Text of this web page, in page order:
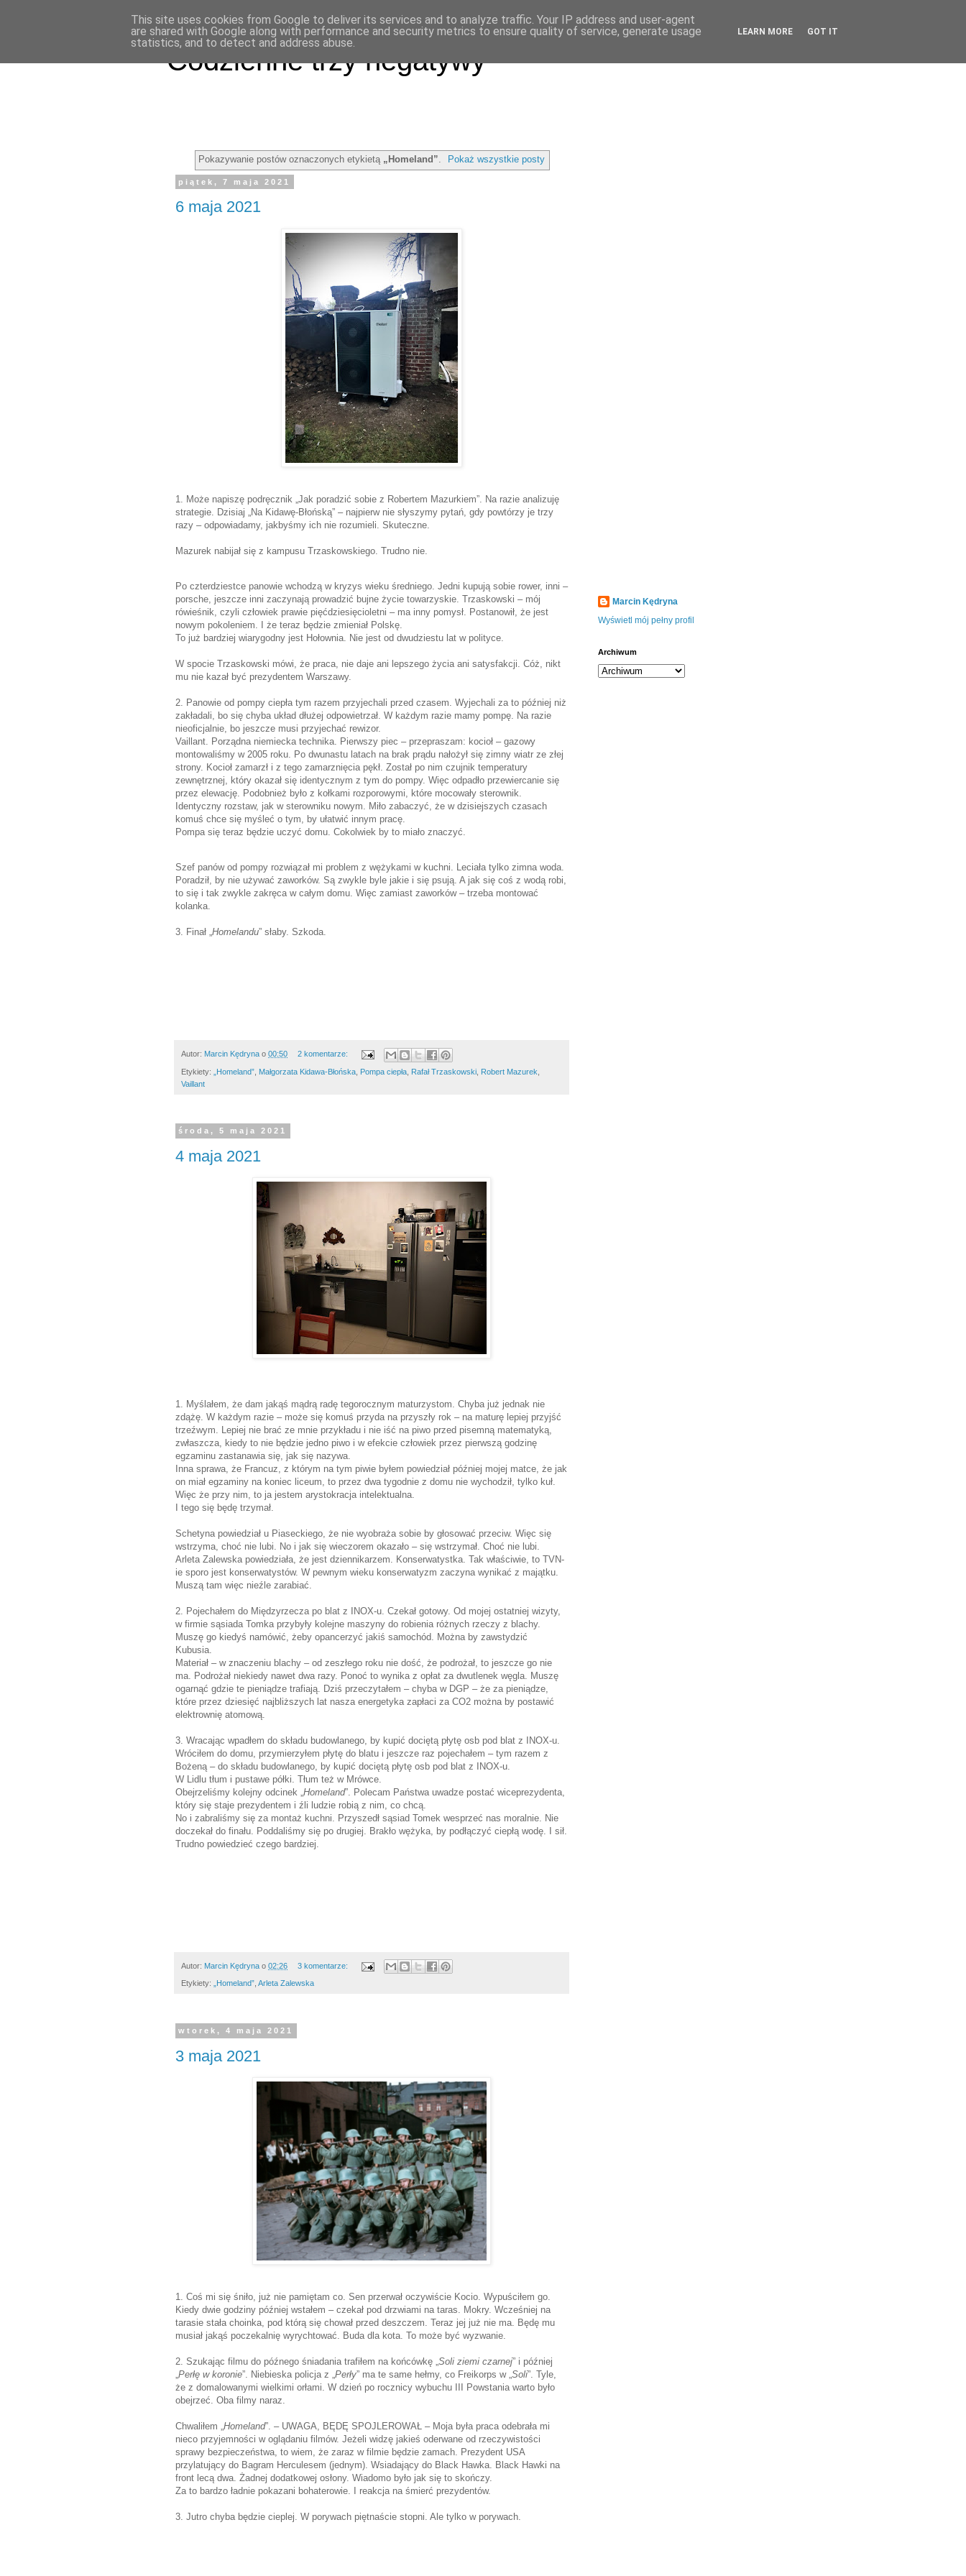
Codzienne trzy negatywy
Pokazywanie postów oznaczonych etykietą „Homeland” Pokaż wszystkie posty
piątek, 7 maja 2021
6 maja 2021
1. Może napiszę podręcznik „Jak poradzić sobie z Robertem Mazurkiem”. Na razie analizuję
strategie. Dzisiaj „Na Kidawę-Błońską” – najpierw nie słyszymy pytań, gdy powtórzy je trzy
razy – odpowiadamy, jakbyśmy ich nie rozumieli. Skuteczne.
Mazurek nabijał się z kampusu Trzaskowskiego. Trudno nie.
Po czterdziestce panowie wchodzą w kryzys wieku średniego. Jedni kupują sobie rower, inni –
porsche, jeszcze inni zaczynają prowadzić bujne życie towarzyskie. Trzaskowski – mój
rówieśnik, czyli człowiek prawie pięćdziesięcioletni – ma inny pomysł. Postanowił, że jest
nowym pokoleniem. I że teraz będzie zmieniał Polskę.
To już bardziej wiarygodny jest Hołownia. Nie jest od dwudziestu lat w polityce.
W spocie Trzaskowski mówi, że praca, nie daje ani lepszego życia ani satysfakcji. Cóż, nikt
mu nie kazał być prezydentem Warszawy.
2. Panowie od pompy ciepła tym razem przyjechali przed czasem. Wyjechali za to później niż
zakładali, bo się chyba układ dłużej odpowietrzał. W każdym razie mamy pompę. Na razie
nieoficjalnie, bo jeszcze musi przyjechać rewizor.
Vaillant. Porządna niemiecka technika. Pierwszy piec – przepraszam: kocioł – gazowy
montowaliśmy w 2005 roku. Po dwunastu latach na brak prądu nałożył się zimny wiatr ze złej
strony. Kocioł zamarzł i z tego zamarznięcia pękł. Został po nim czujnik temperatury
zewnętrznej, który okazał się identycznym z tym do pompy. Więc odpadło przewiercanie się
przez elewację. Podobnież było z kołkami rozporowymi, które mocowały sterownik.
Identyczny rozstaw, jak w sterowniku nowym. Miło zabaczyć, że w dzisiejszych czasach
komuś chce się myśleć o tym, by ułatwić innym pracę.
Pompa się teraz będzie uczyć domu. Cokolwiek by to miało znaczyć.
Szef panów od pompy rozwiązał mi problem z wężykami w kuchni. Leciała tylko zimna woda.
Poradził, by nie używać zaworków. Są zwykle byle jakie i się psują. A jak się coś z wodą robi,
to się i tak zwykle zakręca w całym domu. Więc zamiast zaworków – trzeba montować
kolanka.
3. Finał „Homelandu” słaby. Szkoda.
Autor: Marcin Kędryna o 00:50 2 komentarze:
Etykiety: „Homeland” Małgorzata Kidawa-Błońska Pompa ciepła Rafał Trzaskowski Robert Mazurek
Vaillant
środa, 5 maja 2021
4 maja 2021
1. Myślałem, że dam jakąś mądrą radę tegorocznym maturzystom. Chyba już jednak nie
zdążę. W każdym razie – może się komuś przyda na przyszły rok – na maturę lepiej przyjść
trzeźwym. Lepiej nie brać ze mnie przykładu i nie iść na piwo przed pisemną matematyką,
zwłaszcza, kiedy to nie będzie jedno piwo i w efekcie człowiek przez pierwszą godzinę
egzaminu zastanawia się, jak się nazywa.
Inna sprawa, że Francuz, z którym na tym piwie byłem powiedział później mojej matce, że jak
on miał egzaminy na koniec liceum, to przez dwa tygodnie z domu nie wychodził, tylko kuł.
Więc że przy nim, to ja jestem arystokracja intelektualna.
I tego się będę trzymał.
Schetyna powiedział u Piaseckiego, że nie wyobraża sobie by głosować przeciw. Więc się
wstrzyma, choć nie lubi. No i jak się wieczorem okazało – się wstrzymał. Choć nie lubi.
Arleta Zalewska powiedziała, że jest dziennikarzem. Konserwatystka. Tak właściwie, to TVN-
ie sporo jest konserwatystów. W pewnym wieku konserwatyzm zaczyna wynikać z majątku.
Muszą tam więc nieźle zarabiać.
2. Pojechałem do Międzyrzecza po blat z INOX-u. Czekał gotowy. Od mojej ostatniej wizyty,
w firmie sąsiada Tomka przybyły kolejne maszyny do robienia różnych rzeczy z blachy.
Muszę go kiedyś namówić, żeby opancerzyć jakiś samochód. Można by zawstydzić
Kubusia.
Materiał – w znaczeniu blachy – od zeszłego roku nie dość, że podrożał, to jeszcze go nie
ma. Podrożał niekiedy nawet dwa razy. Ponoć to wynika z opłat za dwutlenek węgla. Muszę
ogarnąć gdzie te pieniądze trafiają. Dziś przeczytałem – chyba w DGP – że za pieniądze,
które przez dziesięć najbliższych lat nasza energetyka zapłaci za CO2 można by postawić
elektrownię atomową.
3. Wracając wpadłem do składu budowlanego, by kupić dociętą płytę osb pod blat z INOX-u.
Wróciłem do domu, przymierzyłem płytę do blatu i jeszcze raz pojechałem – tym razem z
Bożeną – do składu budowlanego, by kupić dociętą płytę osb pod blat z INOX-u.
W Lidlu tłum i pustawe półki. Tłum też w Mrówce.
Obejrzeliśmy kolejny odcinek „ Homeland”. Polecam Państwa uwadze postać wiceprezydenta,
który się staje prezydentem i źli ludzie robią z nim, co chcą.
No i zabraliśmy się za montaż kuchni. Przyszedł sąsiad Tomek wesprzeć nas moralnie. Nie
doczekał do finału. Poddaliśmy się po drugiej. Brakło wężyka, by podłączyć ciepłą wodę. I sił.
Trudno powiedzieć czego bardziej.
Autor: Marcin Kędryna o 02:26 3 komentarze:
Etykiety: „Homeland” Arleta Zalewska
wtorek, 4 maja 2021
3 maja 2021
1. Coś mi się śniło, już nie pamiętam co. Sen przerwał oczywiście Kocio. Wypuściłem go.
Kiedy dwie godziny później wstałem – czekał pod drzwiami na taras. Mokry. Wcześniej na
tarasie stała choinka, pod którą się chował przed deszczem. Teraz jej już nie ma. Będę mu
musiał jakąś poczekalnię wyrychtować. Buda dla kota. To może być wyzwanie.
2. Szukając filmu do późnego śniadania trafiłem na końcówkę „Soli ziemi czarnej” i później
„Perłę w koronie”. Niebieska policja z „Perły” ma te same hełmy, co Freikorps w „Soli”. Tyle,
że z domalowanymi wielkimi orłami. W dzień po rocznicy wybuchu III Powstania warto było
obejrzeć. Oba filmy naraz.
Chwaliłem „Homeland”. – UWAGA, BĘDĘ SPOJLEROWAŁ – Moja była praca odebrała mi
nieco przyjemności w oglądaniu filmów. Jeżeli widzę jakieś oderwane od rzeczywistości
sprawy bezpieczeństwa, to wiem, że zaraz w filmie będzie zamach. Prezydent USA
przylatujący do Bagram Herculesem (jednym). Wsiadający do Black Hawka. Black Hawki na
front lecą dwa. Żadnej dodatkowej osłony. Wiadomo było jak się to skończy.
Za to bardzo ładnie pokazani bohaterowie. I reakcja na śmierć prezydentów.
3. Jutro chyba będzie cieplej. W porywach piętnaście stopni. Ale tylko w porywach.
Marcin Kędryna
Wyświetl mój pełny profil
Archiwum
This site uses cookies from Google to deliver its services and to analyze traffic. Your IP address and user-agent
are shared with Google along with performance and security metrics to ensure quality of service, generate usage
statistics, and to detect and address abuse.
LEARN MORE GOT IT